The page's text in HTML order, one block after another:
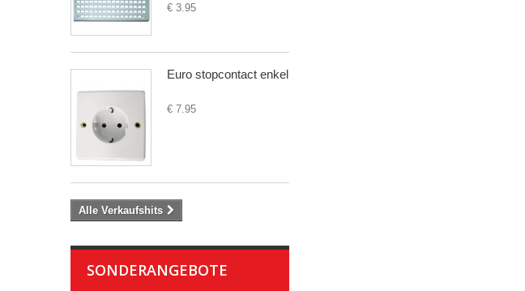
€ 3.95
Euro stopcontact enkel
€ 7.95
Alle Verkaufshits
SONDERANGEBOTE